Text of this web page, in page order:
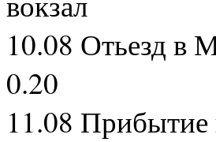
10.08 Отьезд в
0.20
11.08